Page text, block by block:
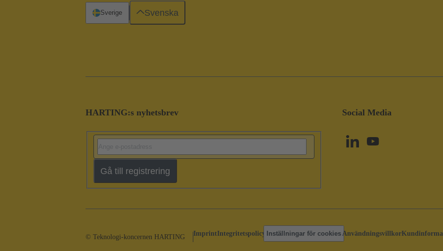
HARTING:s nyhetsbrev
Gå till registrering
Social Media
Sverige Svenska
© Teknologi-koncernen HARTING ImprintIntegritetspolicy Inställningar för cookiesAnvändningsvillkor